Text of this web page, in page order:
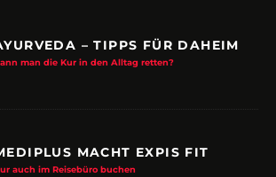
– TIPPS FÜR DAHEIM
man die Kur in den Alltag retten?
MACHT EXPIS FIT
auch im Reisebüro buchen